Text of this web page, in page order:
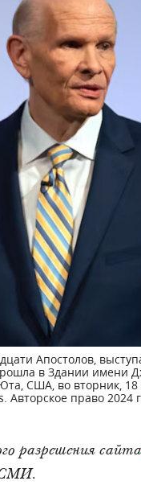
Апостолов,
в Здании имени
США, во вторник,
Авторское право 2024
разрешения сайта
СМИ.